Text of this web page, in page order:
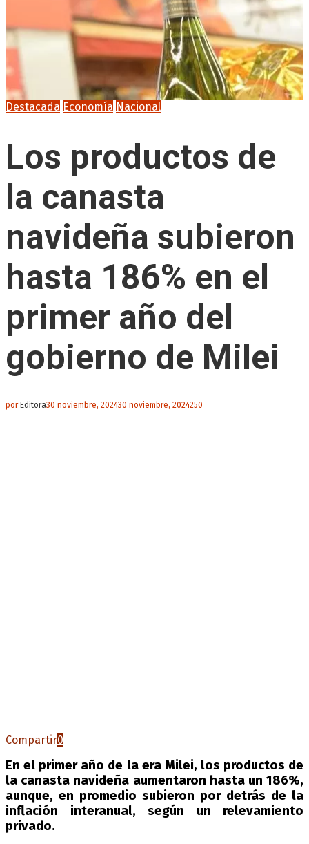
Destacada Economía Nacional
Los productos de
la canasta
navideña subieron
hasta 186% en el
primer año del
gobierno de Milei
por Editora30 noviembre, 202430 noviembre, 2024250
Compartir0
En el primer año de la era Milei, los productos de
la canasta navideña aumentaron hasta un 186%,
aunque, en promedio subieron por detrás de la
inflación interanual, según un relevamiento
privado.